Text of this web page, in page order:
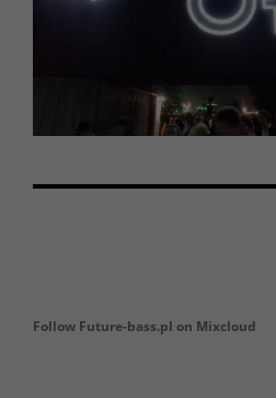
Follow Future-bass.pl on Mixcloud